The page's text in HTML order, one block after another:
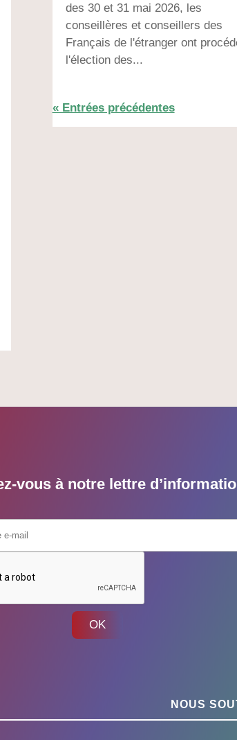
des 30 et 31 mai 2026, les
conseillères et conseillers des
Français de l'étranger ont
l'élection des...
« Entrées précédentes
vous à notre lettre
OK
NOUS